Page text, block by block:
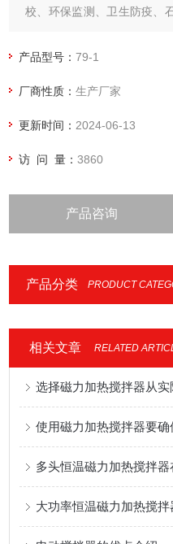
校、环保监测、卫生防疫、
等优点。
产品型号：79-1
厂商性质：生产厂家
更新时间： 2024-06-13
访 问 量：3860
产品咨询
产品分类 PRODUCT
相关文章 RELATED
选择磁力加热搅拌器从
使用磁力加热搅拌器要确
多头恒温磁力加热搅拌
大功率恒温磁力加热搅拌